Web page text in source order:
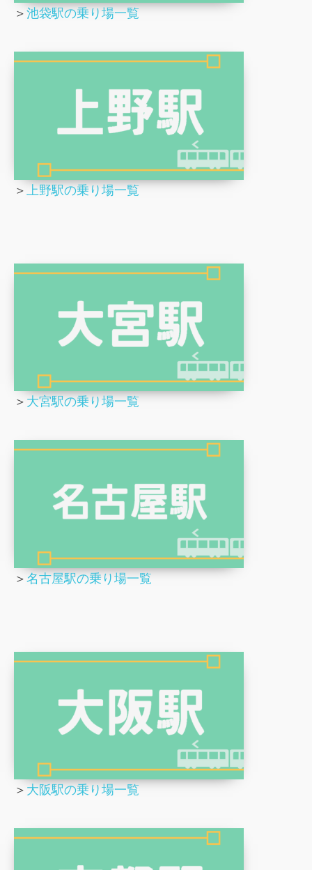
＞ 池袋駅の乗り場一覧
＞ 上野駅の乗り場一覧
＞ 大宮駅の乗り場一覧
＞ 名古屋駅の乗り場一覧
＞ 大阪駅の乗り場一覧